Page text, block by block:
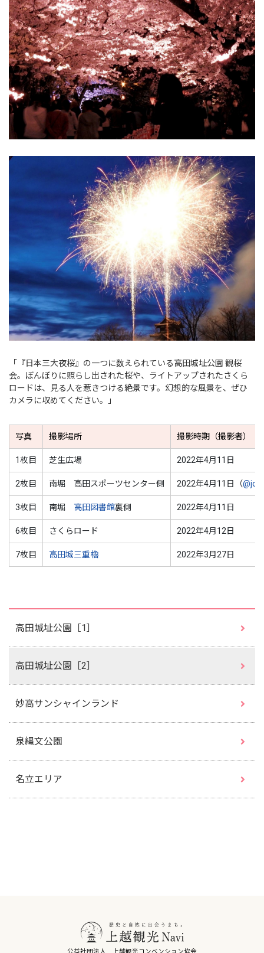
「『日本三大夜桜』の一つに数えられている高田城址公園 観桜
会。ぼんぼりに照らし出された桜や、ライトアップされたさくら
ロードは、見る人を惹きつける絶景です。幻想的な風景を、ぜひ
カメラに収めてください。」
写真 撮影場所 撮影時期（撮影者）
1枚目 芝生広場 2022年4月11日
2枚目 南堀 高田スポーツセンター側 2022年4月11日（
3枚目 南堀 高田図書館裏側 2022年4月11日
6枚目 さくらロード 2022年4月12日
7枚目 高田城三重櫓 2022年3月27日
高田城址公園［1］
高田城址公園［2］
妙高サンシャインランド
泉縄文公園
名立エリア